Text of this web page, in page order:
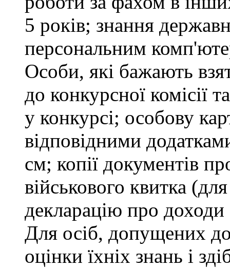
5 років; знання
персональним
Особи, які бажають
до конкурсної комісії
у конкурсі; особову
відповідними
см; копії документів
військового квитка
декларацію про доходи
Для осіб, допущених
оцінки їхніх знань і